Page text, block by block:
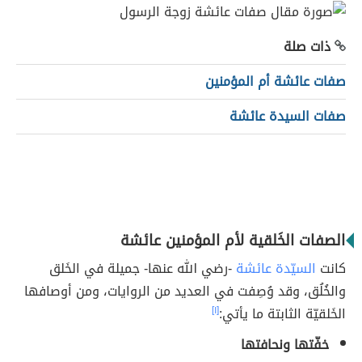
ذات صلة
صفات عائشة أم المؤمنين
صفات السيدة عائشة
الصفات الخَلقية لأم المؤمنين عائشة
كانت السيّدة عائشة-رضي الله عنها- جميلة في الخَلق
والخُلُق، وقد وُصِفت في العديد من الروايات، ومن أوصافها
الخَلقيّة الثابتة ما يأتي:[١]
خفّتها ونحافتها